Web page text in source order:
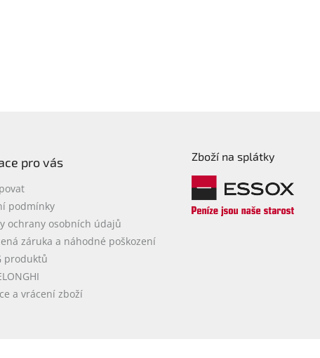
pro vás
podmínky
ochrany osobních údajů
záruka a náhodné poškození
produktů
a vrácení zboží
Zboží na splátky